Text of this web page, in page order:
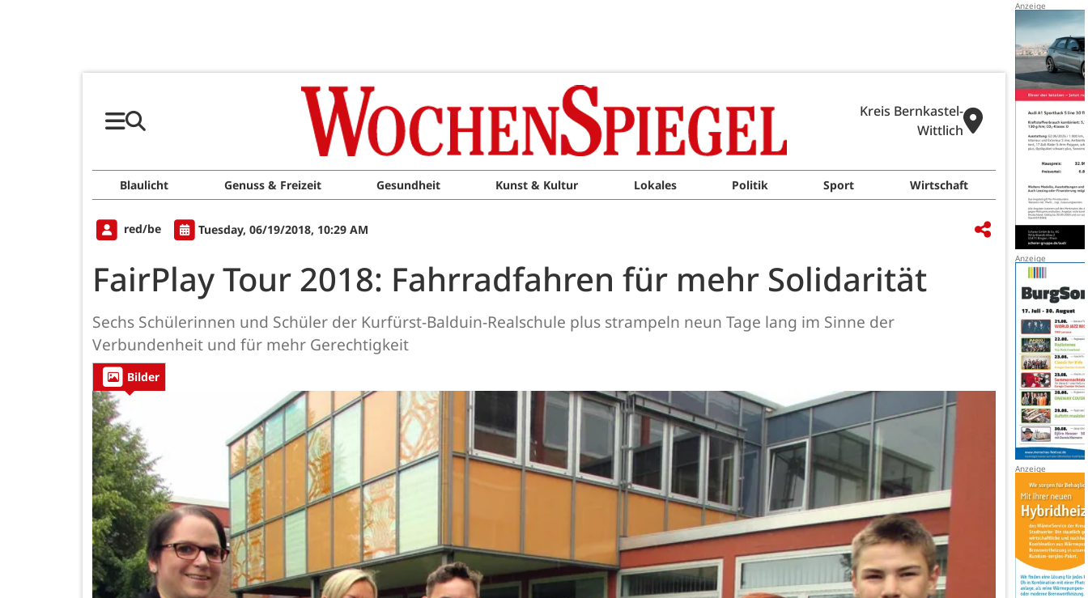
Kreis Bernkastel-
Wittlich
Blaulicht Genuss & Freizeit Gesundheit Kunst & Kultur Lokales Politik Sport Wirtschaft
red/be Tuesday, 06/19/2018, 10:29 AM
FairPlay Tour 2018: Fahrradfahren für mehr Solidarität
Sechs Schülerinnen und Schüler der Kurfürst-Balduin-Realschule plus strampeln neun Tage lang im Sinne der
Verbundenheit und für mehr Gerechtigkeit
Bilder